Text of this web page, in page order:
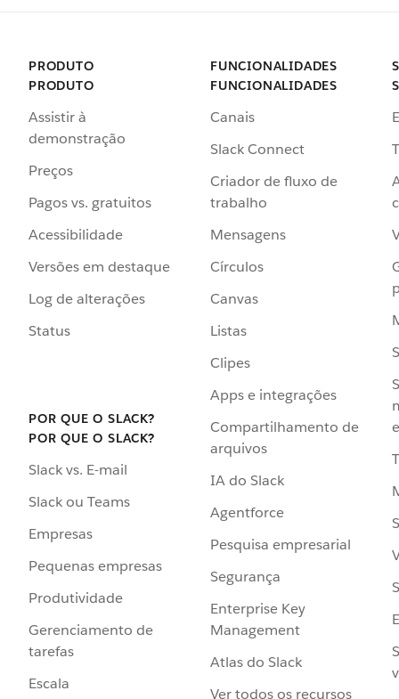
PRODUTO
PRODUTO
Assistir à
demonstração
Preços
Pagos vs. gratuitos
Acessibilidade
Versões em destaque
Log de alterações
Status
POR QUE O SLACK?
POR QUE O SLACK?
Slack vs. E-mail
Slack ou Teams
Empresas
Pequenas empresas
Produtividade
Gerenciamento de
tarefas
Escala
FUNCIONALIDADES
FUNCIONALIDADES
Canais
Slack Connect
Criador de fluxo de
trabalho
Mensagens
Círculos
Canvas
Listas
Clipes
Apps e integrações
Compartilhamento de
arquivos
IA do Slack
Agentforce
Pesquisa empresarial
Segurança
Enterprise Key
Management
Atlas do Slack
Ver todos os recursos